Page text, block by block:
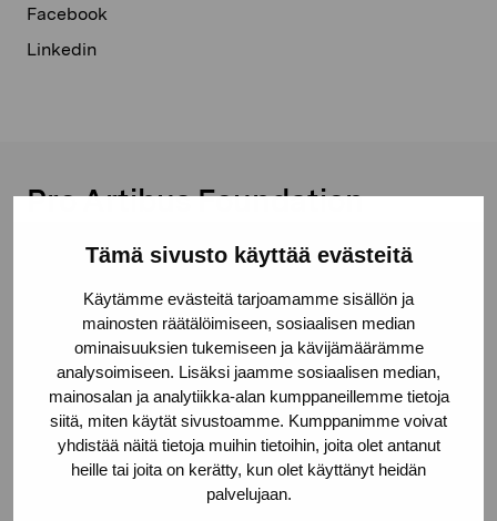
Tämä sivusto käyttää evästeitä
Käytämme evästeitä tarjoamamme sisällön ja
mainosten räätälöimiseen, sosiaalisen median
ominaisuuksien tukemiseen ja kävijämäärämme
analysoimiseen. Lisäksi jaamme sosiaalisen median,
mainosalan ja analytiikka-alan kumppaneillemme tietoja
siitä, miten käytät sivustoamme. Kumppanimme voivat
yhdistää näitä tietoja muihin tietoihin, joita olet antanut
heille tai joita on kerätty, kun olet käyttänyt heidän
palvelujaan.
Facebook
Linkedin
Pro Artibus Foundation
10600 Ekenäs
proartibus@proartibus.fi
+358 (0)50 371 6339